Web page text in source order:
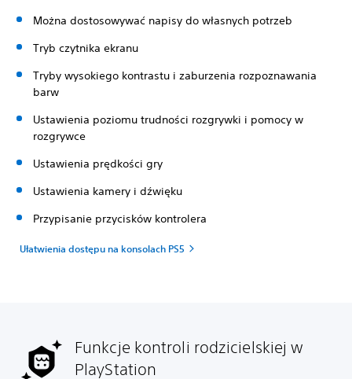
Można dostosowywać napisy do własnych potrzeb
Tryb czytnika ekranu
Tryby wysokiego kontrastu i zaburzenia rozpoznawania
barw
Ustawienia poziomu trudności rozgrywki i pomocy w
rozgrywce
Ustawienia prędkości gry
Ustawienia kamery i dźwięku
Przypisanie przycisków kontrolera
Ułatwienia dostępu na konsolach PS5
Funkcje kontroli rodzicielskiej w
PlayStation